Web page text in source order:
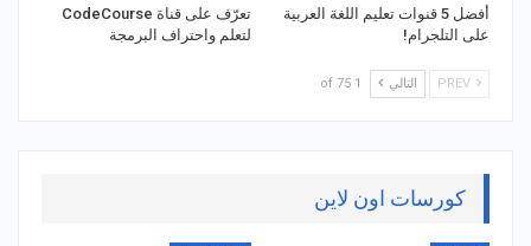
أفضل 5 قنوات تعليم اللغة العربية
على التلجرام!
تعرّف على قناة CodeCourse
لتعلم واحتراف البرمجة
التالي 1 of 75
كورسات اون لاين